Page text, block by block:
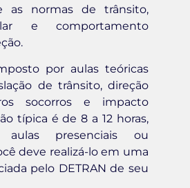
as normas de trânsito,
e comportamento
por aulas teóricas
de trânsito, direção
socorros e impacto
típica é de 8 a 12 horas,
presenciais ou
deve realizá-lo em uma
pelo DETRAN de seu